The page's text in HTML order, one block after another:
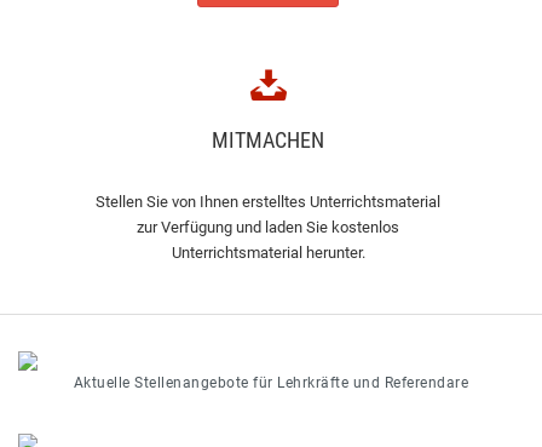
MITMACHEN
Stellen Sie von Ihnen erstelltes Unterrichtsmaterial
zur Verfügung und laden Sie kostenlos
Unterrichtsmaterial herunter.
Aktuelle Stellenangebote für Lehrkräfte und Referendare